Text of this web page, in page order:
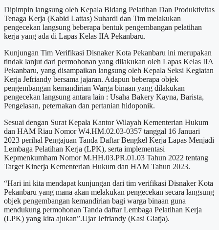
Dipimpin langsung oleh Kepala Bidang Pelatihan Dan Produktivitas
Tenaga Kerja (Kabid Lattas) Suhardi dan Tim melakukan
pengecekan langsung beberapa bentuk pengembangan pelatihan
kerja yang ada di Lapas Kelas IIA Pekanbaru.
Kunjungan Tim Verifikasi Disnaker Kota Pekanbaru ini merupakan
tindak lanjut dari permohonan yang dilakukan oleh Lapas Kelas IIA
Pekanbaru, yang disampaikan langsung oleh Kepala Seksi Kegiatan
Kerja Jefriandy bersama jajaran. Adapun beberapa objek
pengembangan kemandirian Warga binaan yang dilakukan
pengecekan langsung antara lain : Usaha Bakery Kayna, Barista,
Pengelasan, peternakan dan pertanian hidoponik.
Sesuai dengan Surat Kepala Kantor Wilayah Kementerian Hukum
dan HAM Riau Nomor W4.HM.02.03-0357 tanggal 16 Januari
2023 perihal Pengajuan Tanda Daftar Bengkel Kerja Lapas Menjadi
Lembaga Pelatihan Kerja (LPK), serta implementasi
Kepmenkumham Nomor M.HH.03.PR.01.03 Tahun 2022 tentang
Target Kinerja Kementerian Hukum dan HAM Tahun 2023.
“Hari ini kita mendapat kunjungan dari tim verifikasi Disnaker Kota
Pekanbaru yang mana akan melakukan pengecekan secara langsung
objek pengembangan kemandirian bagi warga binaan guna
mendukung permohonan Tanda daftar Lembaga Pelatihan Kerja
(LPK) yang kita ajukan”.Ujar Jefriandy (Kasi Giatja).